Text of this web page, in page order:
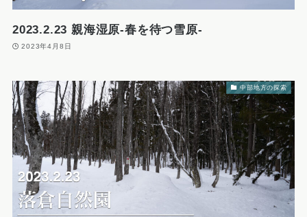
2023.2.23 親海湿原-春を待つ雪原-
2023年4月8日
中部地方の探索